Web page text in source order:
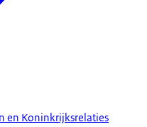
en Koninkrijksrelaties